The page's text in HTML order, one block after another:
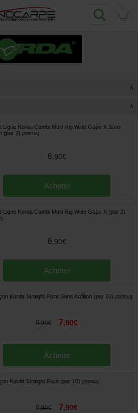
>
>
Ligne Korda Combi Multi Rig Wide Gape X Sans
(par 2)
209573A]
6 90€
Acheter
Ligne Korda Combi Multi Rig Wide Gape X (par 2)
]
6 90€
Acheter
Korda Straight Point Sans Ardillon (par 10) 209591A]
8,90€ 7,90€
Acheter
Korda Straight Point (par 10) 209588A]
8,90€ 7,90€